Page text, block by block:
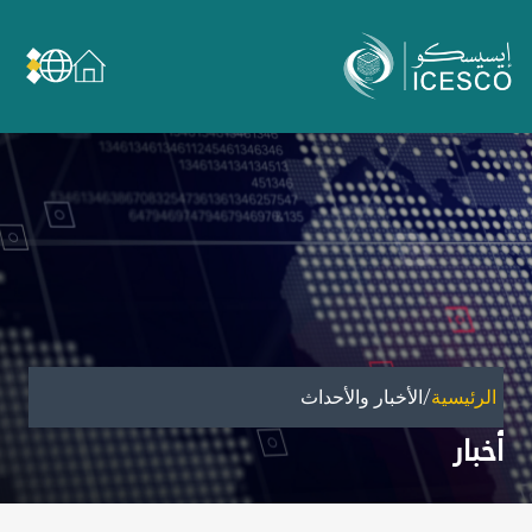
عن الإيسيسكو
الحوكمة
مجال عملنا
مجالات الخبرة
الأمانة العامة للجان الوطنية والمؤتمرات
الشراكات
تأثيرنا
أهداف التنمية المستدامة
الرئيسية/الأخبار والأحداث
أخبار